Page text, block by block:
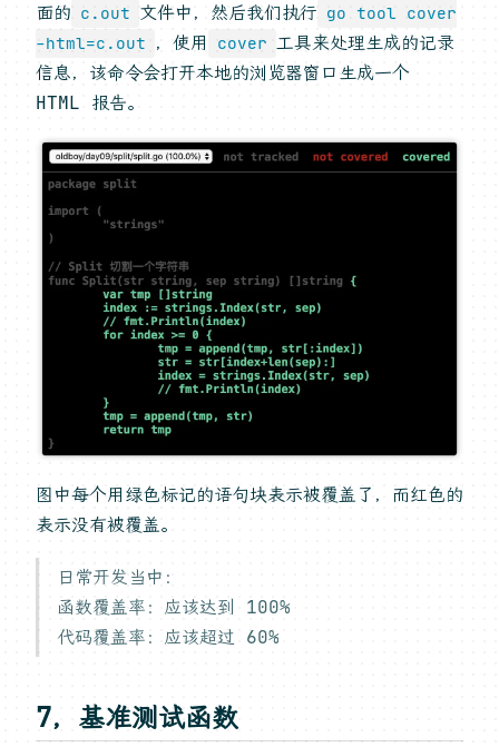
面的 c.out 文件中，然后我们执行 go tool cover
-html=c.out
，使用 cover 工具来处理生成的记录
信息，该命令会打开本地的浏览器窗口生成一个
HTML 报告。
图中每个用绿色标记的语句块表示被覆盖了，而红色的
表示没有被覆盖。
日常开发当中：
函数覆盖率：应该达到 100%
代码覆盖率：应该超过 60%
7，基准测试函数